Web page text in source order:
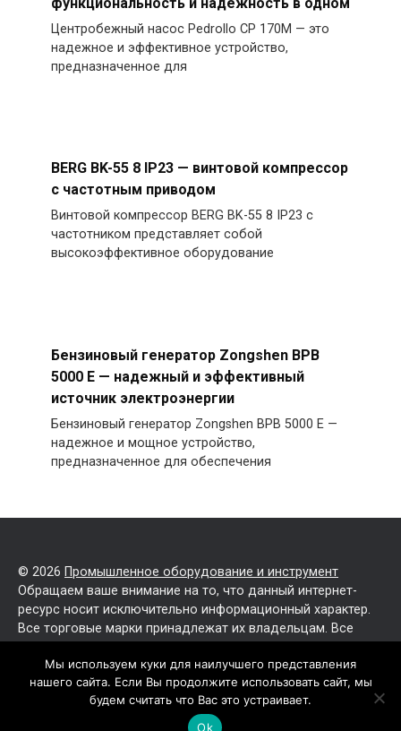
Центробежный насос Pedrollo CP 170M — это
надежное и эффективное устройство,
предназначенное для
BERG BK-55 8 IP23 — винтовой компрессор
с частотным приводом
Винтовой компрессор BERG BK-55 8 IP23 с
частотником представляет собой
высокоэффективное оборудование
Бензиновый генератор Zongshen BPB
5000 E — надежный и эффективный
источник электроэнергии
Бензиновый генератор Zongshen BPB 5000 E —
надежное и мощное устройство,
предназначенное для обеспечения
© 2026 Промышленное оборудование и инструмент
Обращаем ваше внимание на то, что данный интернет-
ресурс носит исключительно информационный характер.
Все торговые марки принадлежат их владельцам. Все
Политика конфиденциальности
Мы используем куки для наилучшего представления
нашего сайта. Если Вы продолжите использовать сайт, мы
будем считать что Вас это устраивает.
Ok